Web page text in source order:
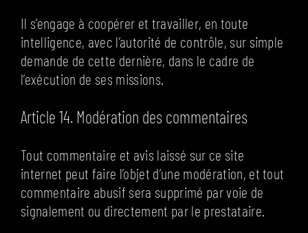
Il s’engage à coopérer et travailler, en toute
intelligence, avec l’autorité de contrôle, sur simple
demande de cette dernière, dans le cadre de
l’exécution de ses missions.
Article 14. Modération des commentaires
Tout commentaire et avis laissé sur ce site
internet peut faire l’objet d’une modération, et tout
commentaire abusif sera supprimé par voie de
signalement ou directement par le prestataire.